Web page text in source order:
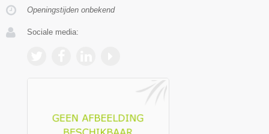
Openingstijden onbekend
Sociale media: